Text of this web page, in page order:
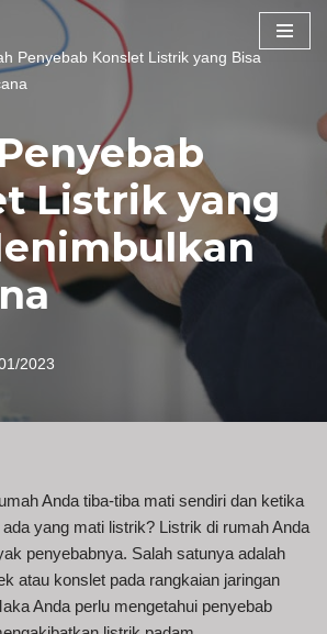
Penyebab Konslet Listrik yang Bisa
Listrik yang
2023
Anda tiba-tiba mati sendiri dan ketika
yang mati listrik? Listrik di rumah Anda
penyebabnya. Salah satunya adalah
atau konslet pada rangkaian jaringan
Anda perlu mengetahui penyebab